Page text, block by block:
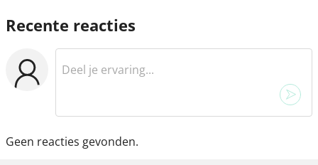
Recente reacties
Geen reacties gevonden.